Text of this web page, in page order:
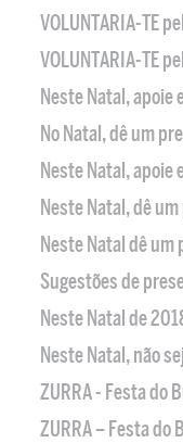
VOLUNTARIA-TE
VOLUNTARIA-TE
Neste Natal,
No Natal, dê um
Neste Natal,
Neste Natal, dê
Neste Natal dê
Sugestões de
Neste Natal de
Neste Natal, não
ZURRA - Festa do
ZURRA – Festa do